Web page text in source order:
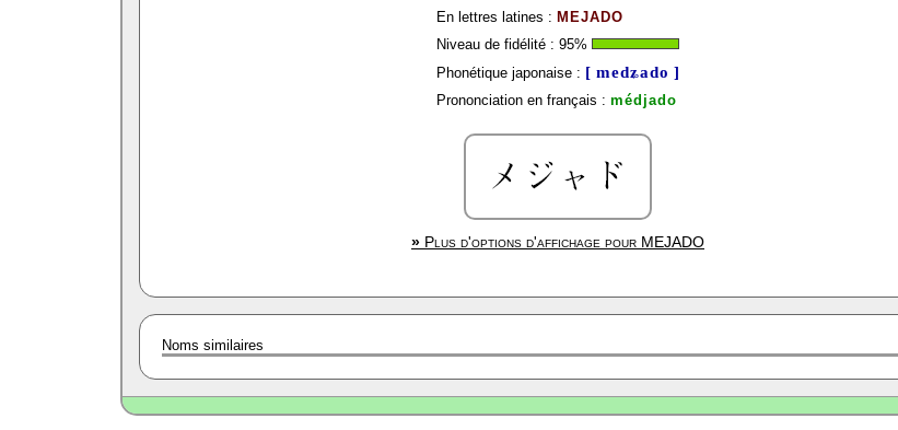
En lettres latines : MEJADO
Niveau de fidélité : 95%
Phonétique japonaise : [ medʑado ]
Prononciation en français : médjado
» Plus d'options d'affichage pour MEJADO
Noms similaires